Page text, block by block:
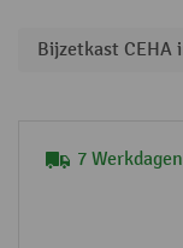
7 Werkdagen